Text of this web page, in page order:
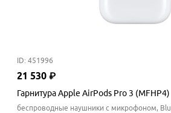
ID: 451996
21 530 ₽
Гарнитура Apple AirPods Pro 3 (MFHP4)
беспроводные наушники с микрофоном,